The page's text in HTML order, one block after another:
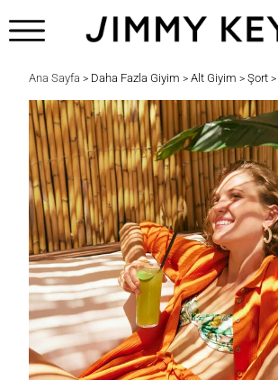
Ana Sayfa > Daha Fazla Giyim > Alt Giyim > Şort >